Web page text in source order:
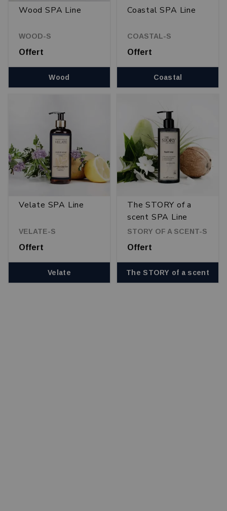
Wood SPA Line
WOOD-S
Offert
Wood
Coastal SPA Line
COASTAL-S
Offert
Coastal
Velate SPA Line
VELATE-S
Offert
Velate
The STORY of a
scent SPA Line
STORY OF A SCENT-S
Offert
The STORY of a scent